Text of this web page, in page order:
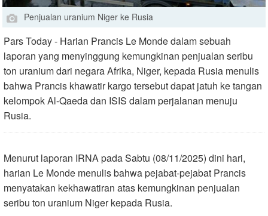
Penjualan uranium Niger ke Rusia
Pars Today - Harian Prancis Le Monde dalam sebuah
laporan yang menyinggung kemungkinan penjualan seribu
ton uranium dari negara Afrika, Niger, kepada Rusia menulis
bahwa Prancis khawatir kargo tersebut dapat jatuh ke tangan
kelompok Al-Qaeda dan ISIS dalam perjalanan menuju
Rusia.
Menurut laporan IRNA pada Sabtu (08/11/2025) dini hari,
harian Le Monde menulis bahwa pejabat-pejabat Prancis
menyatakan kekhawatiran atas kemungkinan penjualan
seribu ton uranium Niger kepada Rusia.